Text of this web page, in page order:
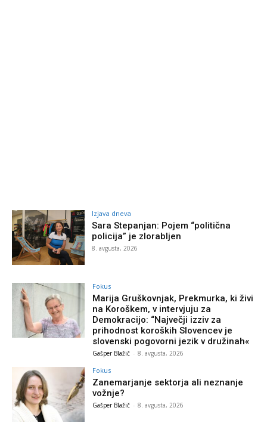
Izjava dneva
Sara Stepanjan: Pojem “politična
policija” je zlorabljen
8. avgusta, 2026
Fokus
Marija Gruškovnjak, Prekmurka, ki živi
na Koroškem, v intervjuju za
Demokracijo: “Največji izziv za
prihodnost koroških Slovencev je
slovenski pogovorni jezik v družinah«
Gašper Blažič - 8. avgusta, 2026
Fokus
Zanemarjanje sektorja ali neznanje
vožnje?
Gašper Blažič - 8. avgusta, 2026